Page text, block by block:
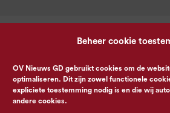
Beheer cookie
OV Nieuws GD gebruikt cookies om de
optimaliseren. Dit zijn zowel functionele
expliciete toestemming nodig is en die wij
andere cookies.